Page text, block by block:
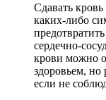
Сдавать
каких-либо
сердечно-
крови можно
здоровьем, но
если не